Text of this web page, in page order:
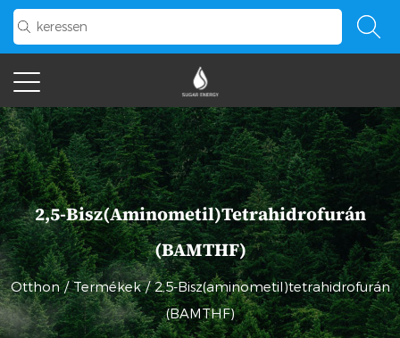
2,5-Bisz(aminometil)tetrahidrofurán
(BAMTHF)
Otthon/Termékek/2,5-Bisz(aminometil)tetrahidrofurán
(BAMTHF)